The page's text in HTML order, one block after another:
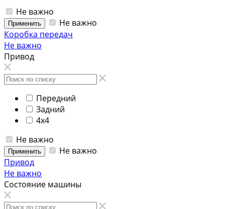
Не важно
Применить
Не важно
Коробка передач
Не важно
Привод
Передний
Задний
4x4
Не важно
Применить
Не важно
Привод
Не важно
Состояние машины